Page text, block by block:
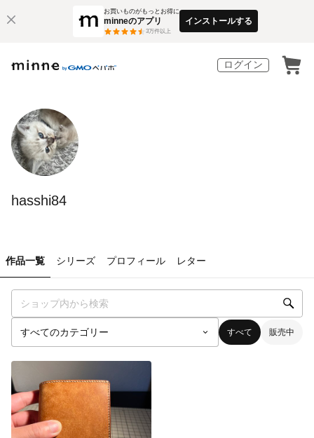
お買いものがもっとお得に
minneのアプリ
3万件以上
インストールする
ログイン
hasshi84
作品一覧 シリーズ プロフィール レター
すべて 販売中